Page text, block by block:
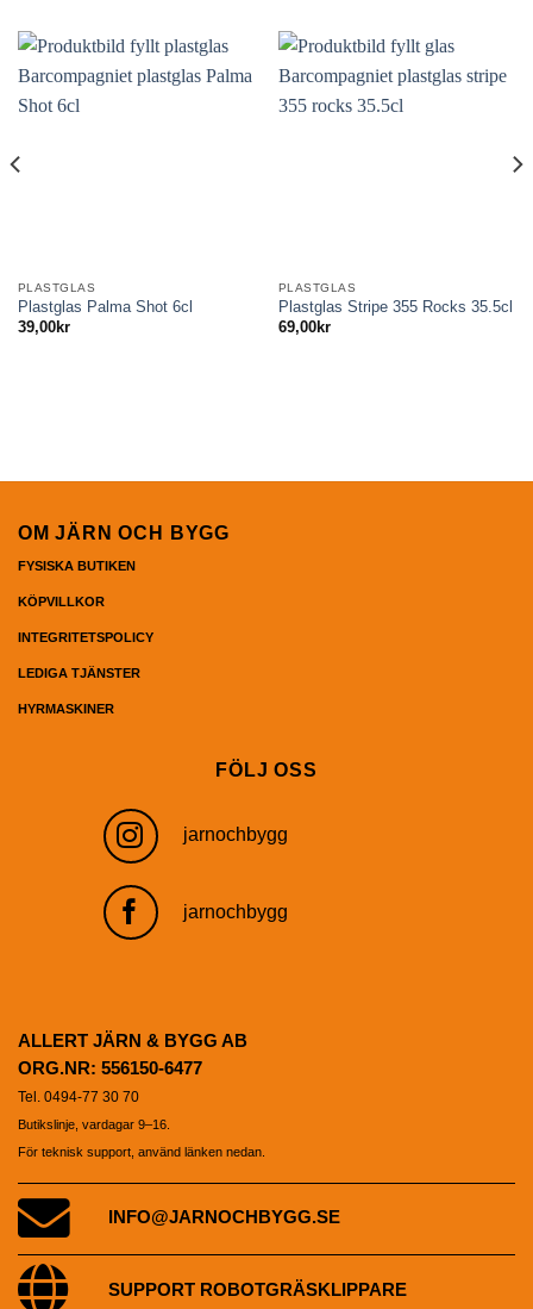
PLASTGLAS
Plastglas Palma Shot 6cl
39,00kr
PLASTGLAS
Plastglas Stripe 355 Rocks 35.5cl
69,00kr
OM JÄRN OCH BYGG
FYSISKA BUTIKEN
KÖPVILLKOR
INTEGRITETSPOLICY
LEDIGA TJÄNSTER
HYRMASKINER
FÖLJ OSS
jarnochbygg
jarnochbygg
ALLERT JÄRN & BYGG AB
ORG.NR: 556150-6477
Tel. 0494-77 30 70
Butikslinje, vardagar 9–16.
För teknisk support, använd länken nedan.
INFO@JARNOCHBYGG.SE
SUPPORT ROBOTGRÄSKLIPPARE